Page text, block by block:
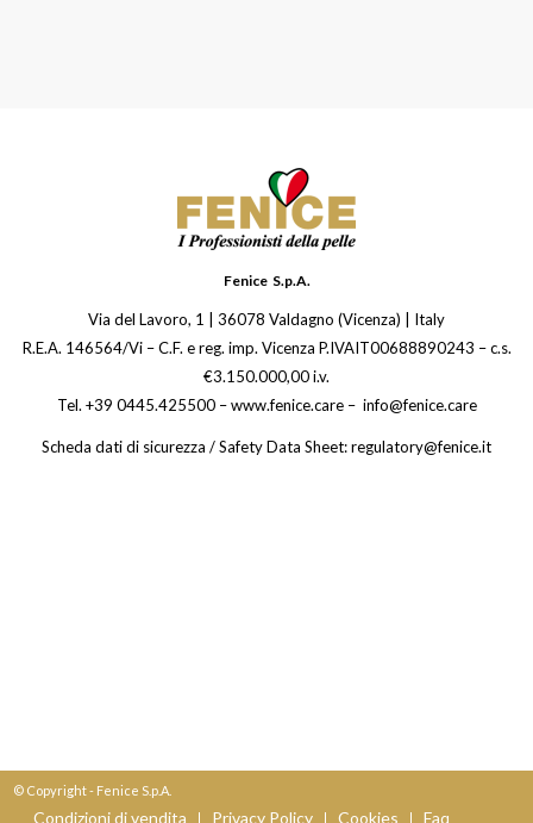
Fenice S.p.A.
Via del Lavoro, 1 | 36078 Valdagno (Vicenza) | Italy
R.E.A. 146564/Vi – C.F. e reg. imp. Vicenza P.IVAIT00688890243 – c.s.
€3.150.000,00 i.v.
Tel. +39 0445.425500 – www.fenice.care – info@fenice.care
Scheda dati di sicurezza / Safety Data Sheet: regulatory@fenice.it
© Copyright - Fenice S.p.A.
Condizioni di vendita Privacy Policy Cookies Faq